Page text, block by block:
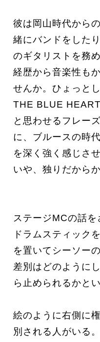
彼は岡山時代から
緒にバンドをした
のギタリストを務
経歴から音楽性も
せんか。ひょっと
THE BLUE
と思わせるフレー
に、ブルースの時
を深く強く感じさ
いや、独りだからか
ステージMCの話を
ドラムスティック
を置いてシーソー
差別はどのように
ら止められるかと
絵のように右側に
別される人がいる。